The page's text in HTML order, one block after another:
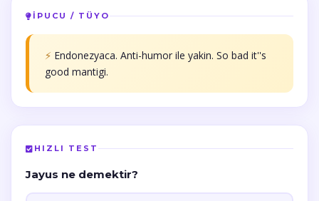
İPUCU / TÜYO
⚡ Endonezyaca. Anti-humor ile yakin. So bad it''s
good mantigi.
HIZLI TEST
Jayus ne demektir?